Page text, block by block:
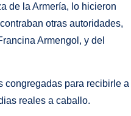
de la Armería, lo hicieron
otras autoridades,
Armengol, y del
congregadas para recibirle a
reales a caballo.